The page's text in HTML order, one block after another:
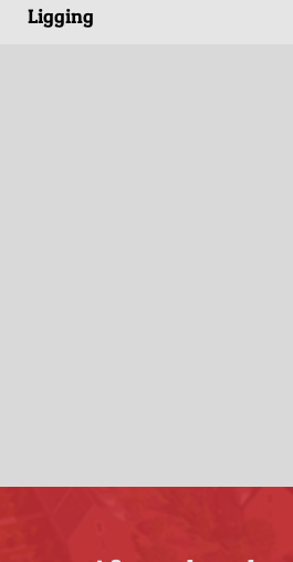
waterverbruik
Ligging